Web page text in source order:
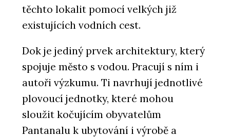
těchto lokalit pomocí velkých již
existujících vodních cest.
Dok je jediný prvek architektury, který
spojuje město s vodou. Pracují s ním i
autoři výzkumu. Ti navrhují jednotlivé
plovoucí jednotky, které mohou
sloužit kočujícím obyvatelům
Pantanalu k ubytování i výrobě a